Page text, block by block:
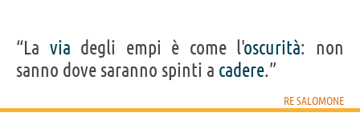
“La via degli empi è come l'oscurità: non
sanno dove saranno spinti a cadere.”
RE SALOMONE